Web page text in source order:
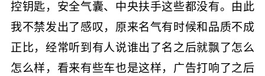
控钥匙，安全气囊、中央扶手这些都没有。由此
我不禁发出了感叹，原来名气有时候和品质不成
正比，经常听到有人说谁出了名之后就飘了怎么
怎么样，看来有些车也是这样，广告打响了之后